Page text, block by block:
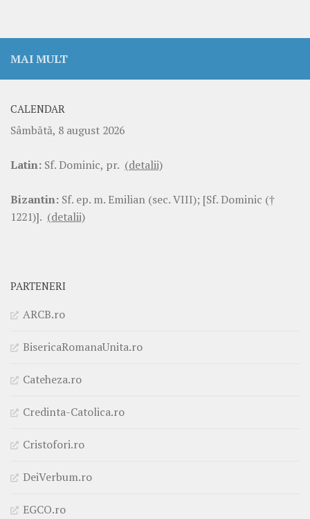
MAI MULT
CALENDAR
Sâmbătă, 8 august 2026
Latin: Sf. Dominic, pr. (detalii)
Bizantin: Sf. ep. m. Emilian (sec. VIII); [Sf. Dominic (†
1221)]. (detalii)
PARTENERI
ARCB.ro
BisericaRomanaUnita.ro
Cateheza.ro
Credinta-Catolica.ro
Cristofori.ro
DeiVerbum.ro
EGCO.ro